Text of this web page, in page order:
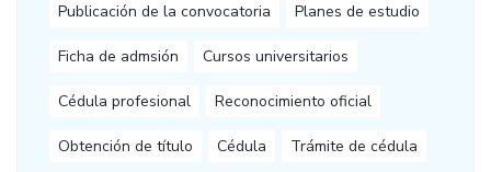
Publicación de la convocatoria Planes de estudio
Ficha de admsión Cursos universitarios
Cédula profesional Reconocimiento oficial
Obtención de título Cédula Trámite de cédula